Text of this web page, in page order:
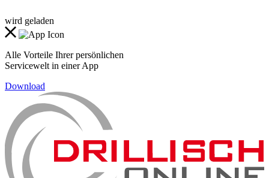
wird geladen
Alle Vorteile Ihrer persönlichen
Servicewelt in einer App
Download